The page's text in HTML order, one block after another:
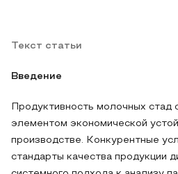
Текст статьи
Введение
Продуктивность молочных
элементом экономической
производстве. Конкурентные
стандарты качества продукции